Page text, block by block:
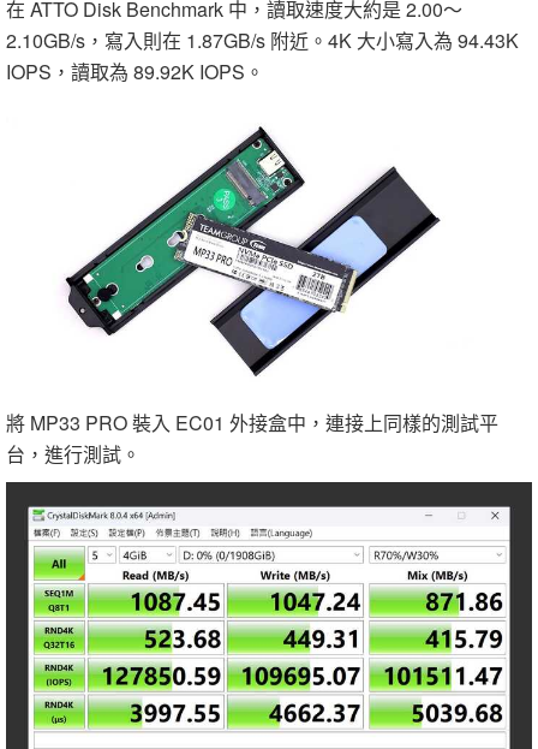
在 ATTO Disk Benchmark 中，讀取速度大約是 2.00～
2.10GB/s，寫入則在 1.87GB/s 附近。4K 大小寫入為 94.43K
IOPS，讀取為 89.92K IOPS。
將 MP33 PRO 裝入 EC01 外接盒中，連接上同樣的測試平
台，進行測試。